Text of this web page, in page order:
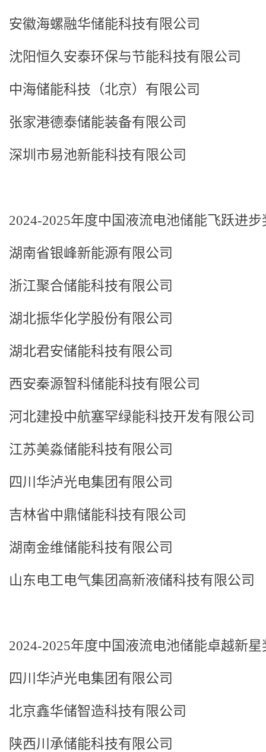
安徽海螺融华储能科技有限公司
沈阳恒久安泰环保与节能科技有限公司
中海储能科技（北京）有限公司
张家港德泰储能装备有限公司
深圳市易池新能科技有限公司
2024-2025年度中国液流电池储能飞跃进步
湖南省银峰新能源有限公司
浙江聚合储能科技有限公司
湖北振华化学股份有限公司
湖北君安储能科技有限公司
西安秦源智科储能科技有限公司
河北建投中航塞罕绿能科技开发有限公司
江苏美淼储能科技有限公司
四川华泸光电集团有限公司
吉林省中鼎储能科技有限公司
湖南金维储能科技有限公司
山东电工电气集团高新液储科技有限公司
2024-2025年度中国液流电池储能卓越新星
四川华泸光电集团有限公司
北京鑫华储智造科技有限公司
陕西川承储能科技有限公司